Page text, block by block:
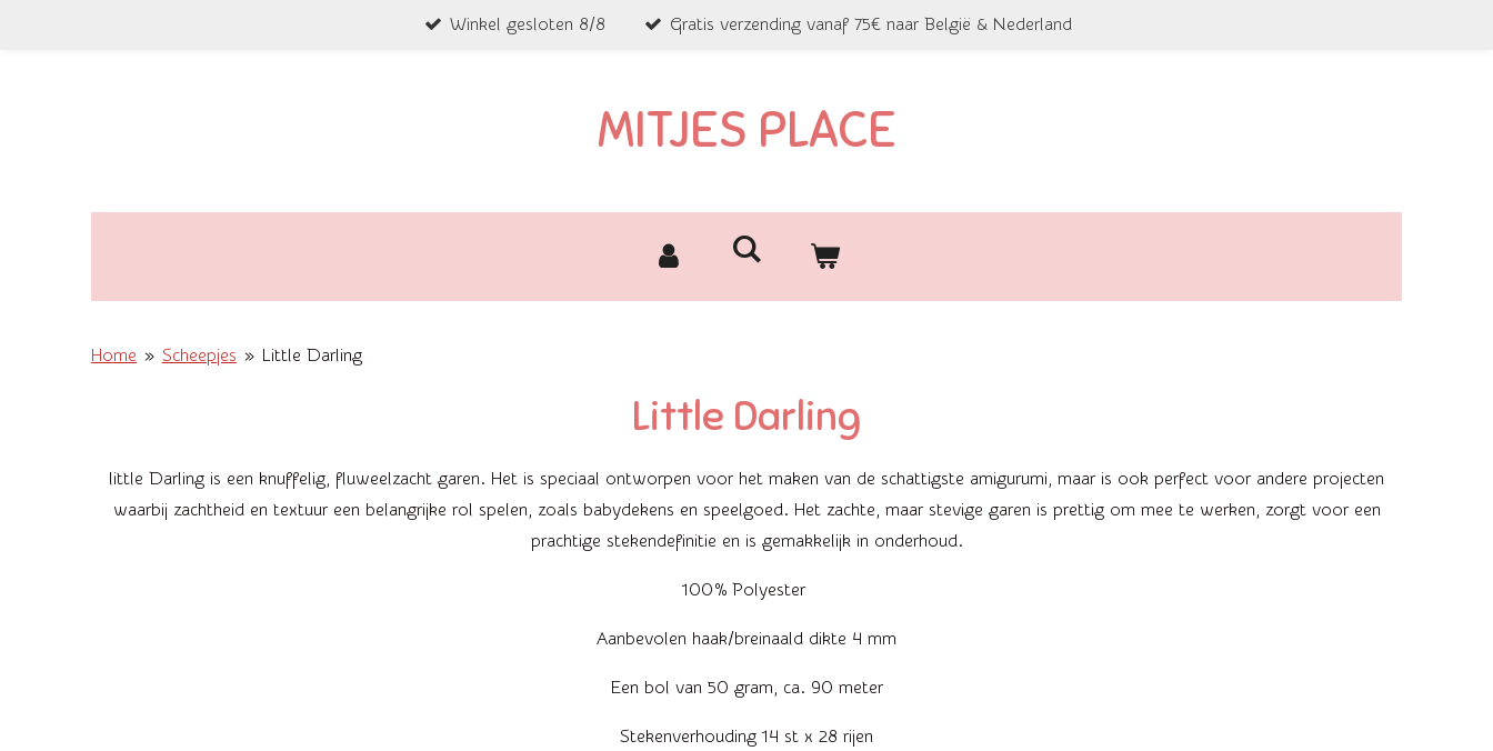
Winkel gesloten 8/8 Gratis verzending vanaf 75€ naar België & Nederland
MITJES PLACE
Home » Scheepjes » Little Darling
Little Darling
little Darling is een knuffelig, fluweelzacht garen. Het is speciaal ontworpen voor het maken van de schattigste amigurumi, maar is ook perfect voor andere projecten
waarbij zachtheid en textuur een belangrijke rol spelen, zoals babydekens en speelgoed. Het zachte, maar stevige garen is prettig om mee te werken, zorgt voor een
prachtige stekendefinitie en is gemakkelijk in onderhoud.
100% Polyester
Aanbevolen haak/breinaald dikte 4 mm
Een bol van 50 gram, ca. 90 meter
Stekenverhouding 14 st x 28 rijen